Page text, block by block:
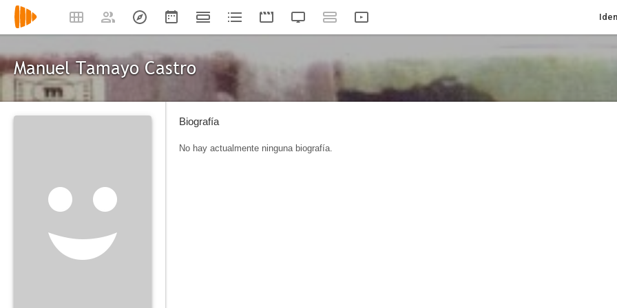
Manuel Tamayo Castro
Biografía
No hay actualmente ninguna biografía.